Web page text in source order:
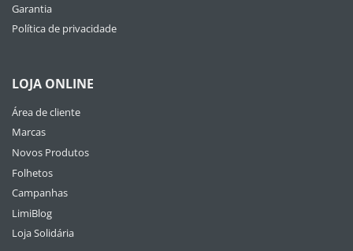
Garantia
Política de privacidade
LOJA ONLINE
Área de cliente
Marcas
Novos Produtos
Folhetos
Campanhas
LimiBlog
Loja Solidária